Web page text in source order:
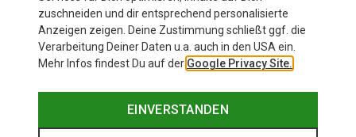
zuschneiden und dir entsprechend personalisierte
Anzeigen zeigen. Deine Zustimmung schließt ggf. die
Verarbeitung Deiner Daten u.a. auch in den USA ein.
Mehr Infos findest Du auf der Google Privacy Site.
EINVERSTANDEN